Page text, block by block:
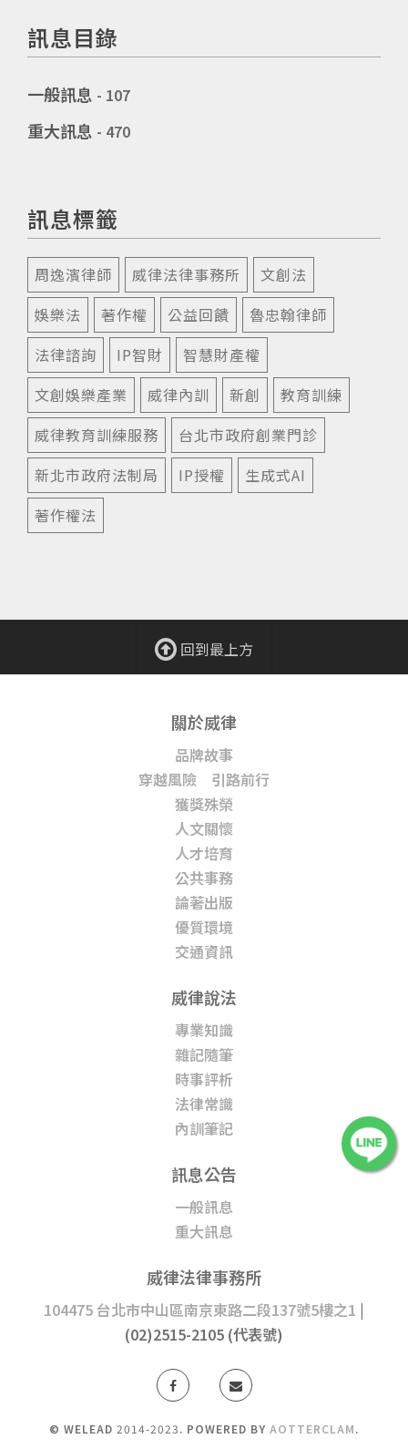
訊息目錄
一般訊息 - 107
重大訊息 - 470
訊息標籤
周逸濱律師 威律法律事務所
文創法
娛樂法
著作權 公益回饋
魯忠翰律師
法律諮詢
IP智財
智慧財產權
文創娛樂產業
威律內訓 新創
教育訓練
威律教育訓練服務
台北市政府創業門診
新北市政府法制局
IP授權
生成式AI
著作權法
回到最上方
關於威律
品牌故事
穿越風險 引路前行
獲獎殊榮
人文關懷
人才培育
公共事務
論著出版
優質環境
交通資訊
威律說法
專業知識
雜記隨筆
時事評析
法律常識
內訓筆記
訊息公告
一般訊息
重大訊息
威律法律事務所
104475 台北市中山區南京東路二段137號5樓之1 |
(02)2515-2105 (代表號)
© WELEAD 2014-2023. POWERED BY AOTTERCLAM.